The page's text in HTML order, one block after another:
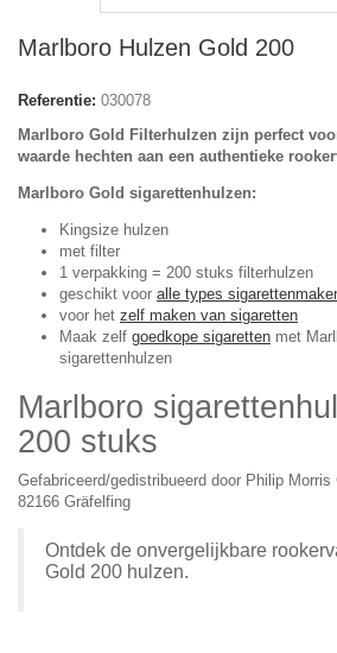
Marlboro Hulzen Gold 200
Referentie: 030078
Marlboro Gold Filterhulzen zijn perfect
waarde hechten aan een authentieke
Marlboro Gold sigarettenhulzen:
Kingsize hulzen
met filter
1 verpakking = 200 stuks filterhulzen
geschikt voor alle types
voor het zelf maken van sigaretten
Maak zelf goedkope sigaretten met
sigarettenhulzen
Marlboro
200 stuks
Gefabriceerd/gedistribueerd door Philip Morris
82166 Gräfelfing
Ontdek de onvergelijkbare
Gold 200 hulzen.